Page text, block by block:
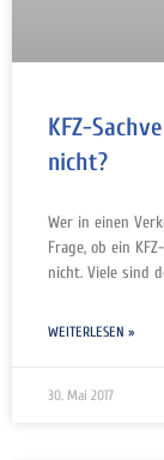
KFZ-
nicht?
Wer in einen
Frage, ob ein
nicht. Viele sind
WEITERLESEN »
30. Mai 2017